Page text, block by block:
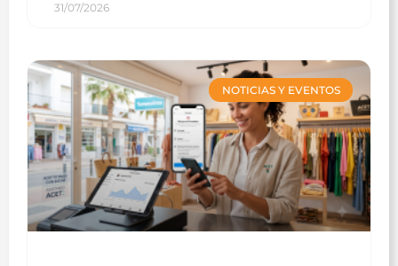
31/07/2026
NOTICIAS Y EVENTOS